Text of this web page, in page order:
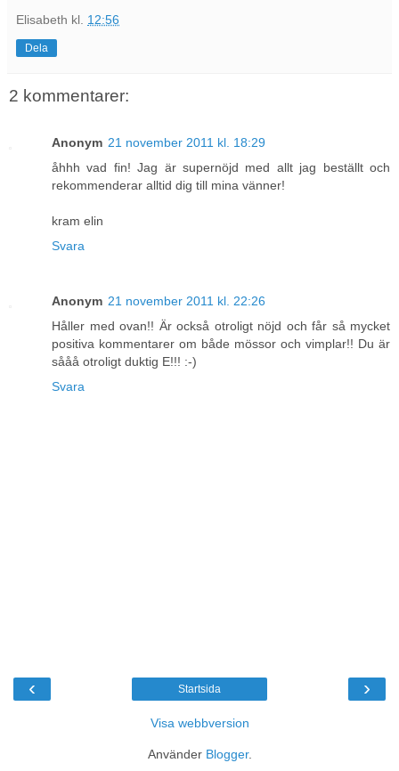
Elisabeth kl. 12:56
Dela
2 kommentarer:
Anonym 21 november 2011 kl. 18:29
åhhh vad fin! Jag är supernöjd med allt jag beställt och
rekommenderar alltid dig till mina vänner!
kram elin
Svara
Anonym 21 november 2011 kl. 22:26
Håller med ovan!! Är också otroligt nöjd och får så mycket
positiva kommentarer om både mössor och vimplar!! Du är
sååå otroligt duktig E!!! :-)
Svara
‹ ›
Startsida
Visa webbversion
Använder Blogger.